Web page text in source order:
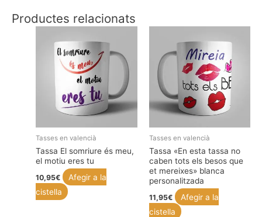
Productes relacionats
Tasses en valencià
Tassa El somriure és meu,
el motiu eres tu
10,95€
Afegir a la
cistella
Tasses en valencià
Tassa «En esta tassa no
caben tots els besos que
et mereixes» blanca
personalitzada
11,95€
Afegir a la
cistella